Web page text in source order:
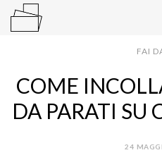
FAI
COME
DA PARATI SU
24